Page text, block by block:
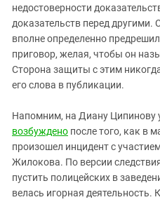
недостоверности
доказательств перед другими.
вполне определенно
приговор, желая, чтобы он
Сторона защиты с этим
его слова в публикации.
Напомним, на Диану Ципинову
возбуждено после того, как в
произошел инцидент с
Жилокова. По версии
пустить полицейских в
велась игорная